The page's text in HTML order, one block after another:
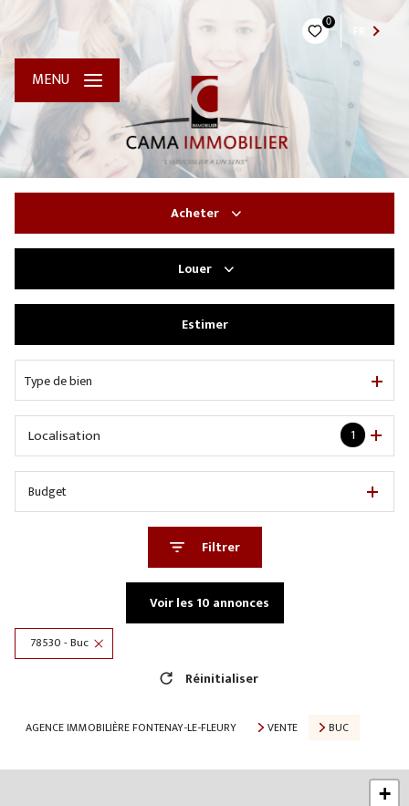
0
MENU
Acheter
Louer
Estimer
Type de bien
1
Localisation
Budget
Filtrer
Voir les 10 annonces
78530 - Buc
Réinitialiser
AGENCE IMMOBILIÈRE FONTENAY-LE-FLEURY VENTE BUC
+